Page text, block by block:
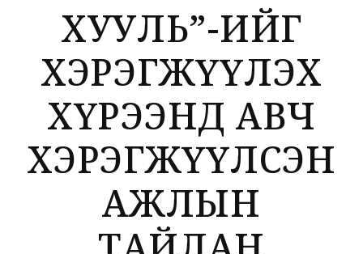
ХУУЛЬ”-ИЙГ
ХЭРЭГЖҮҮЛЭХ
ХҮРЭЭНД АВЧ
ХЭРЭГЖҮҮЛСЭН
АЖЛЫН